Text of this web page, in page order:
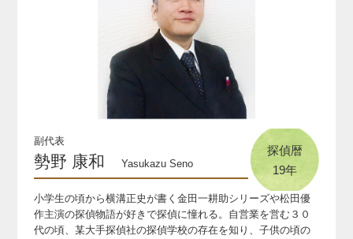
副代表
勢野 康和 Yasukazu Seno
探偵暦
19年
小学生の頃から横溝正史が書く金田一耕助シリーズや松田優
作主演の探偵物語が好きで探偵に憧れる。
自営業を営む３０
代の頃、某大手探偵社の探偵学校の存在を知り、子供の頃の